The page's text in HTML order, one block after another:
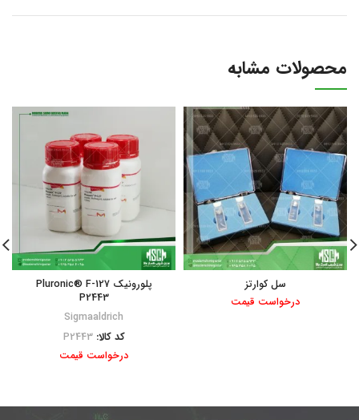
محصولات مشابه
سل کوارتز
درخواست قیمت
پلورونیک Pluronic® F-127
P2443
Sigmaaldrich
کد کالا:P2443
درخواست قیمت